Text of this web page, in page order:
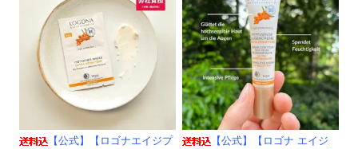
【公式】【ロゴナエイジプ
【公式】【ロゴナ エイジ